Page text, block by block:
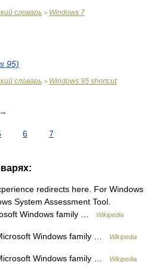
словарь > Windows 7
95)
словарь > Windows 95 shortcut
→
6 7
redirects here. For Windows
System Assessment Tool.
Windows family …
Wikipedia
Windows family … Wikipedia
Windows family … Wikipedia